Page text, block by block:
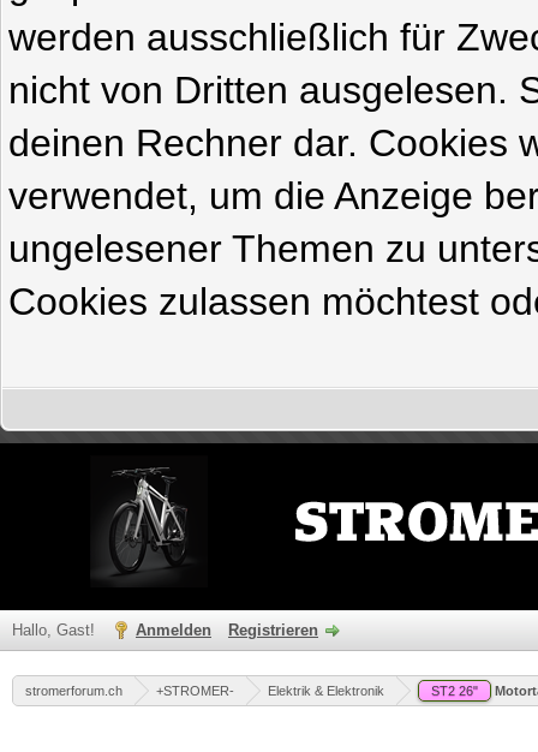
werden ausschließlich für
nicht von Dritten ausgelesen.
deinen Rechner dar. Cookies
verwendet, um die Anzeige
ungelesener Themen zu
Cookies zulassen möchtest
Hallo, Gast! Anmelden Registrieren
stromerforum.ch +STROMER- Elektrik & Elektronik ST2 26"